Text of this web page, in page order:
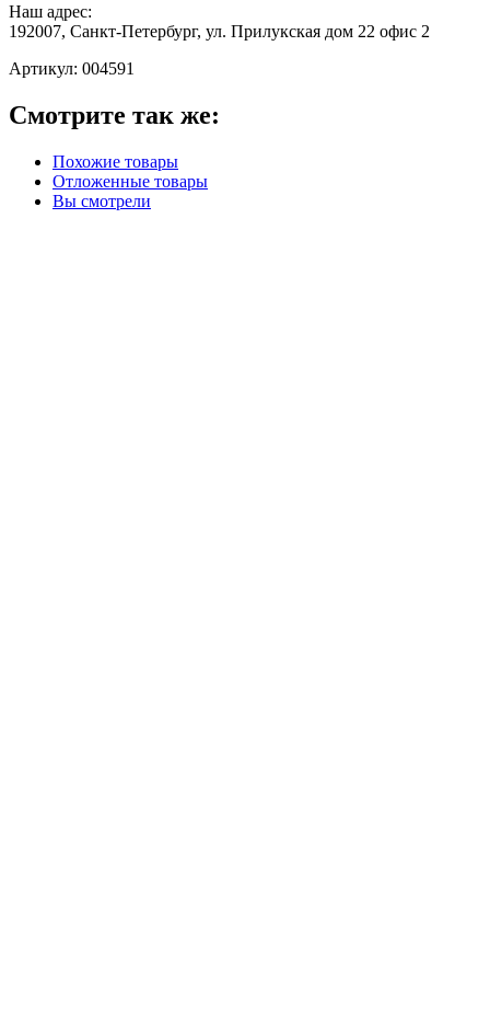
Наш адрес:
192007, Санкт-Петербург, ул. Прилукская дом 22 офис 2
Артикул: 004591
Смотрите так же:
Похожие товары
Отложенные товары
Вы смотрели